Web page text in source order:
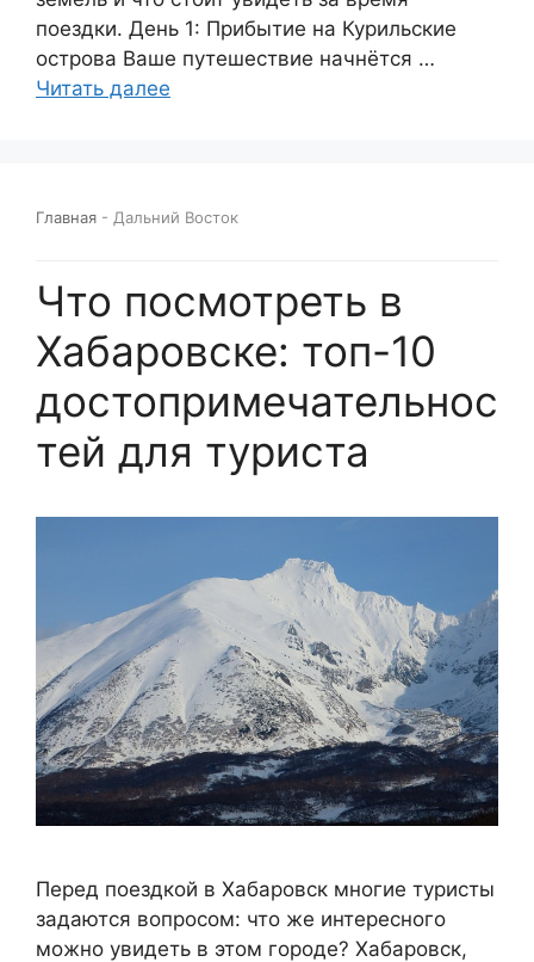
поездки. День 1: Прибытие на Курильские
острова Ваше путешествие начнётся …
Читать далее
Главная - Дальний Восток
Что посмотреть в
Хабаровске: топ-10
достопримечательнос
тей для туриста
Перед поездкой в Хабаровск многие туристы
задаются вопросом: что же интересного
можно увидеть в этом городе? Хабаровск,